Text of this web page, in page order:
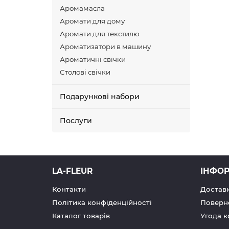
Аромамасла
Аромати для дому
Аромати для текстилю
Ароматизатори в машину
Ароматичні свічки
Столові свічки
Подарункові набори
Послуги
в
LA-FLEUR
Контакти
Політика конфіденційності
Каталог товарів
Угода